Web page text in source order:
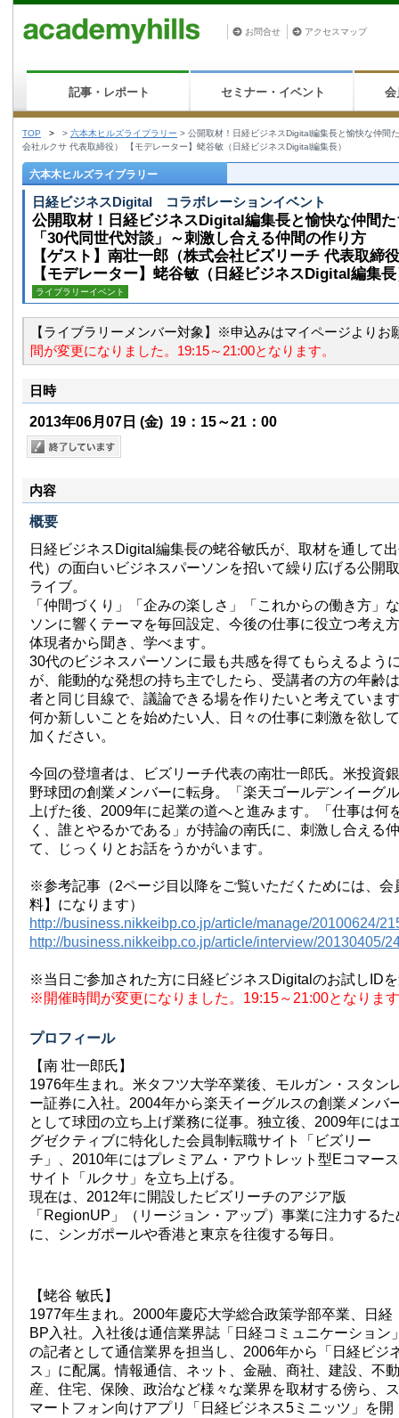
お問合せ アクセスマップ
記事・レポート セミナー・イベント 会
TOP > > 六本木ヒルズライブラリー > 公開取材！日経ビジネスDigital編集長と愉快な仲間
会社ルクサ 代表取締役） 【モデレーター】蛯谷敏（日経ビジネスDigital編集長）
六本木ヒルズライブラリー
日経ビジネスDigital コラボレーションイベント
公開取材！日経ビジネスDigital編集長と愉快な仲間
「30代同世代対談」～刺激し合える仲間の作り方
【ゲスト】南壮一郎（株式会社ビズリーチ 代表取締
【モデレーター】蛯谷敏（日経ビジネスDigital編集
ライブラリーイベント
【ライブラリーメンバー対象】※申込みはマイページよりお
間が変更になりました。19:15～21:00となります。
日時
2013年06月07日 (金) 19：15～21：00
内容
概要
日経ビジネスDigital編集長の蛯谷敏氏が、取材を通して
代）の面白いビジネスパーソンを招いて繰り広げる公開
ライブ。
「仲間づくり」「企みの楽しさ」「これからの働き方」
ソンに響くテーマを毎回設定、今後の仕事に役立つ考え
体現者から聞き、学べます。
30代のビジネスパーソンに最も共感を得てもらえるよう
が、能動的な発想の持ち主でしたら、受講者の方の年齢
者と同じ目線で、議論できる場を作りたいと考えていま
何か新しいことを始めたい人、日々の仕事に刺激を欲し
加ください。
今回の登壇者は、ビズリーチ代表の南壮一郎氏。米投資
野球団の創業メンバーに転身。「楽天ゴールデンイーグ
上げた後、2009年に起業の道へと進みます。「仕事は何
く、誰とやるかである」が持論の南氏に、刺激し合える
て、じっくりとお話をうかがいます。
※参考記事（2ページ目以降をご覧いただくためには、会
料】になります）
http://business.nikkeibp.co.jp/article/manage/20100624/
http://business.nikkeibp.co.jp/article/interview/20130405/
※当日ご参加された方に日経ビジネスDigitalのお試しID
※開催時間が変更になりました。19:15～21:00となりま
プロフィール
【南 壮一郎氏】
1976年生まれ。米タフツ大学卒業後、モルガン・スタン
ー証券に入社。2004年から楽天イーグルスの創業メンバ
として球団の立ち上げ業務に従事。独立後、2009年には
グゼクティブに特化した会員制転職サイト「ビズリー
チ」、2010年にはプレミアム・アウトレット型Eコマース
サイト「ルクサ」を立ち上げる。
現在は、2012年に開設したビズリーチのアジア版
「RegionUP」（リージョン・アップ）事業に注力するた
に、シンガポールや香港と東京を往復する毎日。
【蛯谷 敏氏】
1977年生まれ。2000年慶応大学総合政策学部卒業、日経
BP入社。入社後は通信業界誌「日経コミュニケーション
の記者として通信業界を担当し、2006年から「日経ビジ
ス」に配属。情報通信、ネット、金融、商社、建設、不動
産、住宅、保険、政治など様々な業界を取材する傍ら、ス
マートフォン向けアプリ「日経ビジネス5ミニッツ」を開